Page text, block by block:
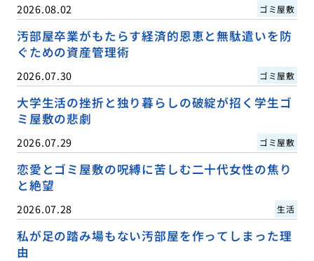
2026.08.02 ゴミ屋敷
汚部屋卒業がもたらす経済的恩恵と無駄遣いを防
ぐための資産管理術
2026.07.30 ゴミ屋敷
大学生活の挫折と独り暮らしの破綻が招く学生ゴ
ミ屋敷の悲劇
2026.07.29 ゴミ屋敷
恋愛とゴミ屋敷の呪縛に苦しむ二十代女性の焦り
と絶望
2026.07.28 生活
私が足の踏み場もない汚部屋を作ってしまった理
由